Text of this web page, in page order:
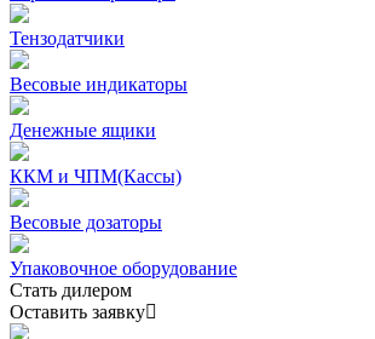
Тензодатчики
Весовые индикаторы
Денежные ящики
ККМ и ЧПМ(Кассы)
Весовые дозаторы
Упаковочное оборудование
Стать дилером
Оставить заявку